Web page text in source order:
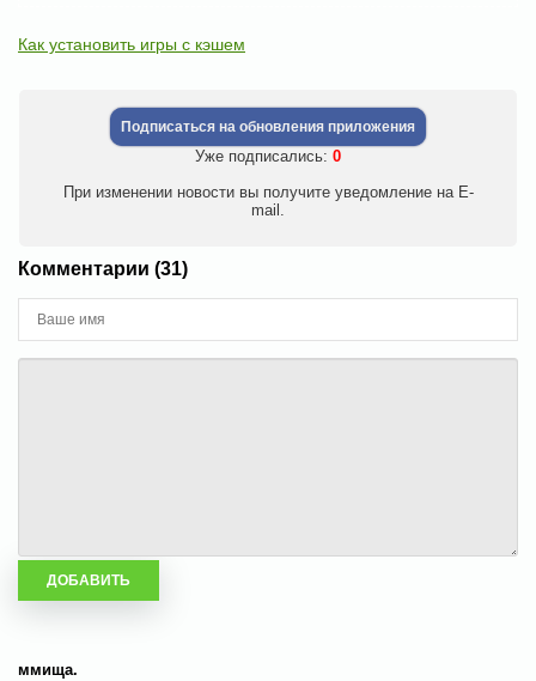
Как установить игры с кэшем
Подписаться на обновления приложения
Уже подписались: 0
При изменении новости вы получите уведомление на E-
mail.
Комментарии (31)
ммища.